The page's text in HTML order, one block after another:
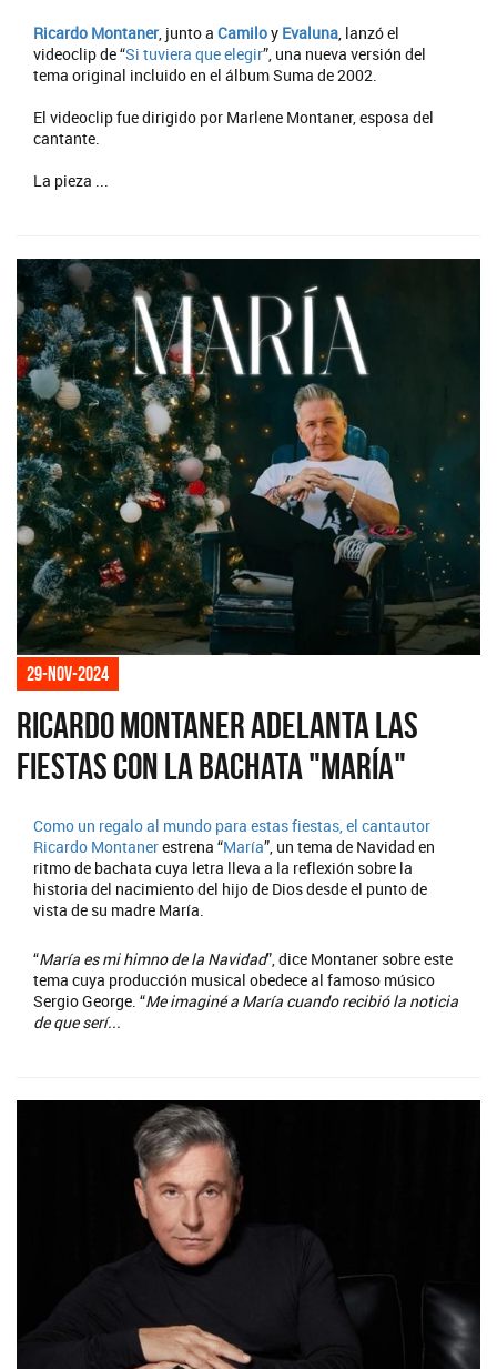
Ricardo Montaner , junto a Camiloy Evaluna , lanzó el
videoclip de “Si tuviera que elegir”, una nueva versión del
tema original incluido en el álbum Suma de 2002.
El videoclip fue dirigido por Marlene Montaner, esposa del
cantante.
La pieza ...
29-nov-2024
Ricardo Montaner adelanta las
fiestas con la bachata "María"
Como un regalo al mundo para estas fiestas, el cantautor
Ricardo Montanerestrena “María”, un tema de Navidad en
ritmo de bachata cuya letra lleva a la reflexión sobre la
historia del nacimiento del hijo de Dios desde el punto de
vista de su madre María.
“María es mi himno de la Navidad”, dice Montaner sobre este
tema cuya producción musical obedece al famoso músico
Sergio George. “Me imaginé a María cuando recibió la noticia
de que serí...